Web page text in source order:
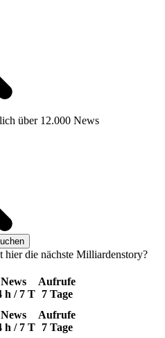
über 12.000 News
hier die nächste Milliardenstory?
News
h / 7 T
Aufrufe
7 Tage
News
h / 7 T
Aufrufe
7 Tage